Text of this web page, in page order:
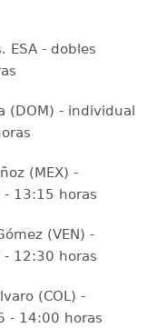
ESA - dobles
(DOM) - individual
(MEX) -
13:15 horas
(VEN) -
12:30 horas
(COL) -
- 14:00 horas